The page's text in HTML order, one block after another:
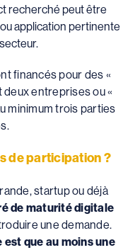
recherché peut être
ou application pertinente
financés pour des «
deux entreprises ou «
minimum trois parties
de participation ?
startup ou déjà
de maturité digitale
une demande.
que au moins une